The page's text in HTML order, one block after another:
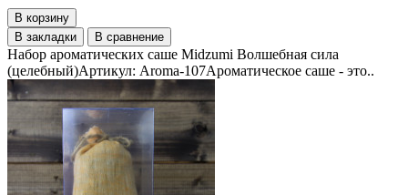
В корзину
В закладки
В сравнение
Набор ароматических саше Midzumi Волшебная сила
(целебный)Артикул: Aroma-107Ароматическое саше - это..